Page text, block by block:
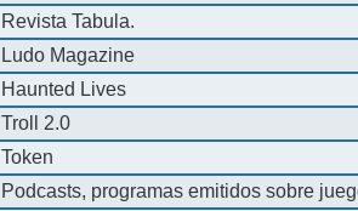
Revista Tabula.
Ludo Magazine
Haunted Lives
Troll 2.0
Token
Podcasts, programas emitidos sobre